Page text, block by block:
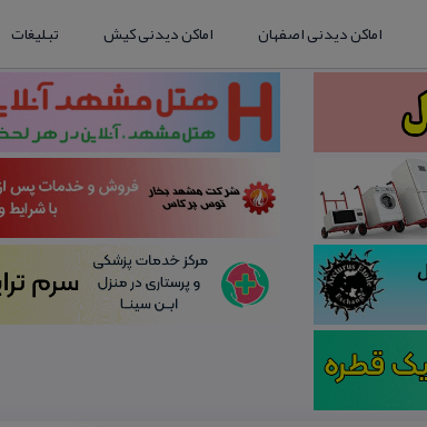
اماکن دیدنی اصفهان اماکن دیدنی کیش تبلیغات